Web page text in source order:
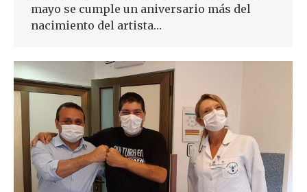
mayo se cumple un aniversario más del
nacimiento del artista…